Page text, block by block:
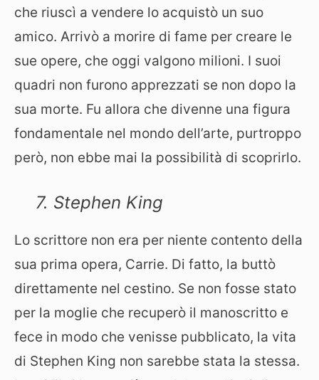
che riuscì a vendere lo acquistò un suo
amico. Arrivò a morire di fame per creare le
sue opere, che oggi valgono milioni. I suoi
quadri non furono apprezzati se non dopo la
sua morte. Fu allora che divenne una figura
fondamentale nel mondo dell’arte, purtroppo
però, non ebbe mai la possibilità di scoprirlo.
7. Stephen King
Lo scrittore non era per niente contento della
sua prima opera, Carrie. Di fatto, la buttò
direttamente nel cestino. Se non fosse stato
per la moglie che recuperò il manoscritto e
fece in modo che venisse pubblicato, la vita
di Stephen King non sarebbe stata la stessa.